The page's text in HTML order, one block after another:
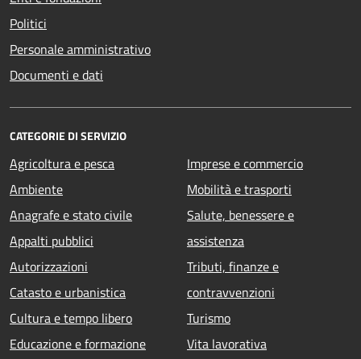
Politici
Personale amministrativo
Documenti e dati
CATEGORIE DI SERVIZIO
Agricoltura e pesca
Ambiente
Anagrafe e stato civile
Appalti pubblici
Autorizzazioni
Catasto e urbanistica
Cultura e tempo libero
Educazione e formazione
Imprese e commercio
Mobilità e trasporti
Salute, benessere e
assistenza
Tributi, finanze e
contravvenzioni
Turismo
Vita lavorativa